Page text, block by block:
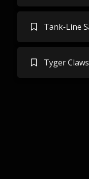
Tank-Line
Tyger